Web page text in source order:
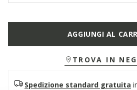
AGGIUNGI AL
TROVA IN
Spedizione standard gratuita